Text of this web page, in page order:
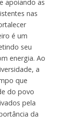
apoiando as
nas
é um
seu
energia. Ao
a
que
do povo
pela
da